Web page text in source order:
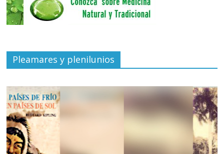
Pleamares y plenilunios